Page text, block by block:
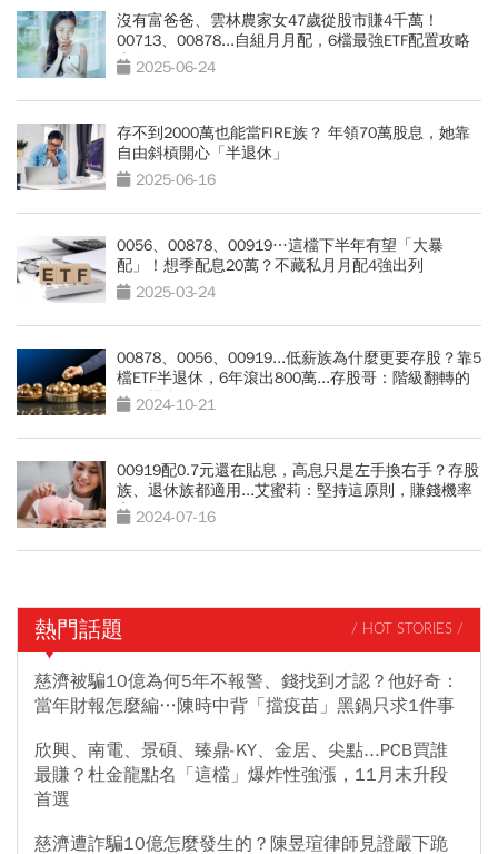
沒有富爸爸、雲林農家女47歲從股市賺4千萬！
00713、00878...自組月月配，6檔最強ETF配置攻略
大公開
2025-06-24
存不到2000萬也能當FIRE族？ 年領70萬股息，她靠
自由斜槓開心「半退休」
2025-06-16
0056、00878、00919…這檔下半年有望「大暴
配」！想季配息20萬？不藏私月月配4強出列
2025-03-24
00878、0056、00919...低薪族為什麼更要存股？靠5
檔ETF半退休，6年滾出800萬...存股哥：階級翻轉的
最好機會
2024-10-21
00919配0.7元還在貼息，高息只是左手換右手？存股
族、退休族都適用...艾蜜莉：堅持這原則，賺錢機率
高 2024-07-16
熱門話題 / HOT STORIES /
慈濟被騙10億為何5年不報警、錢找到才認？他好奇：
當年財報怎麼編…陳時中背「擋疫苗」黑鍋只求1件事
欣興、南電、景碩、臻鼎-KY、金居、尖點...PCB買誰
最賺？杜金龍點名「這檔」爆炸性強漲，11月末升段
首選
慈濟遭詐騙10億怎麼發生的？陳昱瑄律師見證嚴下跪